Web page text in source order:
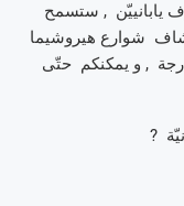
يابانييّن , ستسمح
شوارع هيروشيما
و أزقّتها , عبر بانوراما ذات 360 درجة , و يمكنكم حتّى
?